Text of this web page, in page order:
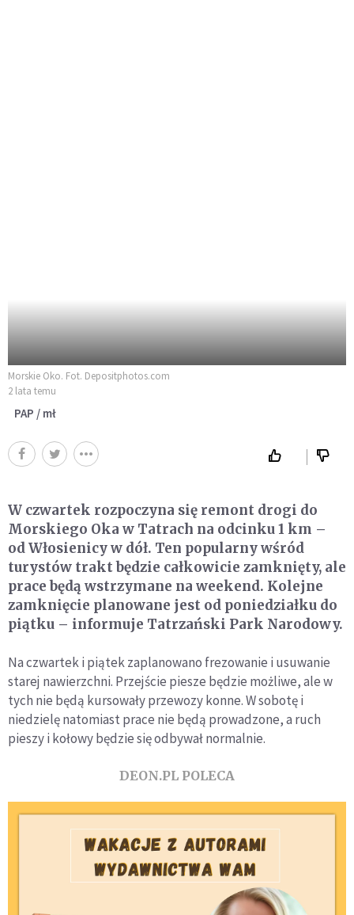
Morskie Oko. Fot. Depositphotos.com
2 lata temu
PAP / mł
W czwartek rozpoczyna się remont drogi do
Morskiego Oka w Tatrach na odcinku 1 km –
od Włosienicy w dół. Ten popularny wśród
turystów trakt będzie całkowicie zamknięty, ale
prace będą wstrzymane na weekend. Kolejne
zamknięcie planowane jest od poniedziałku do
piątku – informuje Tatrzański Park Narodowy.
Na czwartek i piątek zaplanowano frezowanie i usuwanie
starej nawierzchni. Przejście piesze będzie możliwe, ale w
tych nie będą kursowały przewozy konne. W sobotę i
niedzielę natomiast prace nie będą prowadzone, a ruch
pieszy i kołowy będzie się odbywał normalnie.
DEON.PL POLECA